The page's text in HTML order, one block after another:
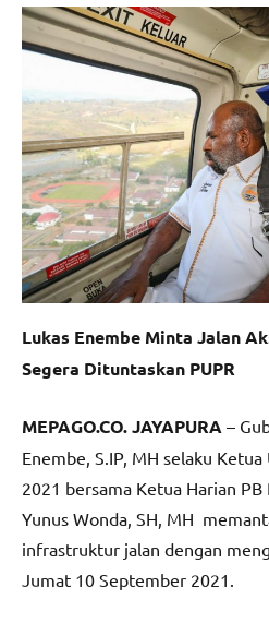
comments
Lukas Enembe Minta Jalan
Segera Dituntaskan PUPR
MEPAGO.CO. JAYAPURA –
Enembe, S.IP, MH selaku
2021 bersama Ketua Harian PB
Yunus Wonda, SH, MH
infrastruktur jalan dengan
Jumat 10 September 2021.